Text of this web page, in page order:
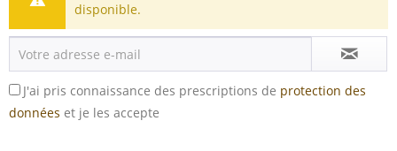
disponible.
J'ai pris connaissance des prescriptions de protection des
données et je les accepte